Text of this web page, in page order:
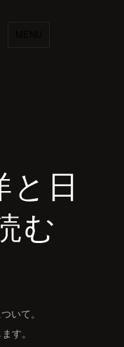
日
む
いて。
す。